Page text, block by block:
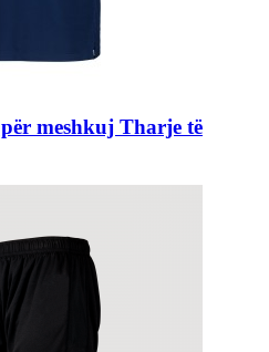
meshkuj Tharje të